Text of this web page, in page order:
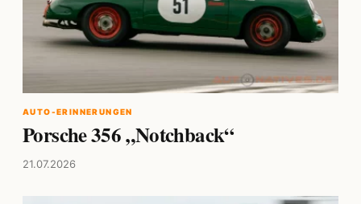
AUTO-ERINNERUNGEN
Porsche 356 „Notchback“
21.07.2026